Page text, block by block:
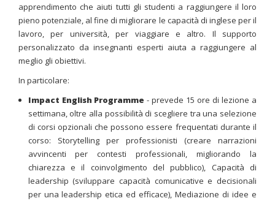
apprendimento che aiuti tutti gli studenti a raggiungere il loro
pieno potenziale, al fine di migliorare le capacità di inglese per il
lavoro, per università, per viaggiare e altro. Il supporto
personalizzato da insegnanti esperti aiuta a raggiungere al
meglio gli obiettivi.
In particolare:
Impact English Programme- prevede 15 ore di lezione a
settimana, oltre alla possibilità di scegliere tra una selezione
di corsi opzionali che possono essere frequentati durante il
corso: Storytelling per professionisti (creare narrazioni
avvincenti per contesti professionali, migliorando la
chiarezza e il coinvolgimento del pubblico), Capacità di
leadership (sviluppare capacità comunicative e decisionali
per una leadership etica ed efficace), Mediazione di idee e